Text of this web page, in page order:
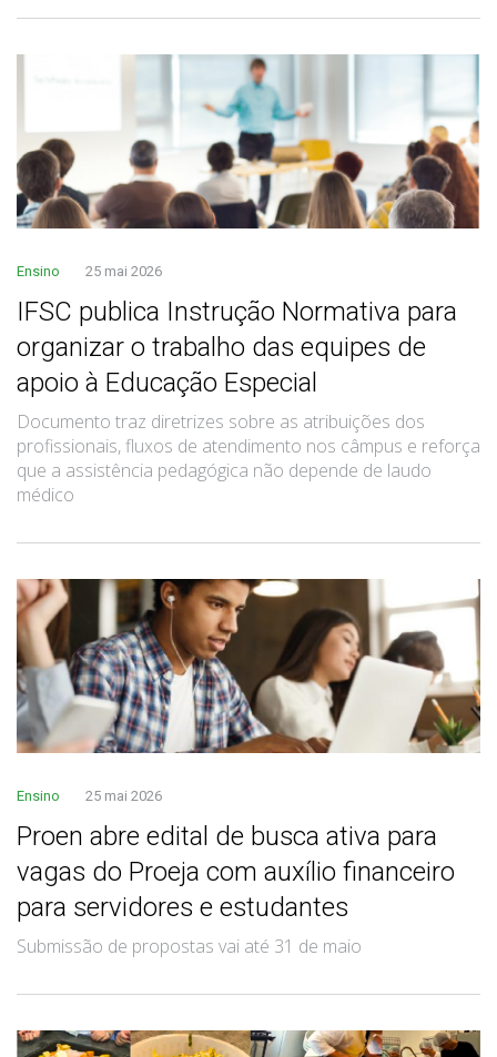
Ensino 25 mai 2026
IFSC publica Instrução Normativa para
organizar o trabalho das equipes de
apoio à Educação Especial
Documento traz diretrizes sobre as atribuições dos
profissionais, fluxos de atendimento nos câmpus e reforça
que a assistência pedagógica não depende de laudo
médico
Ensino 25 mai 2026
Proen abre edital de busca ativa para
vagas do Proeja com auxílio financeiro
para servidores e estudantes
Submissão de propostas vai até 31 de maio